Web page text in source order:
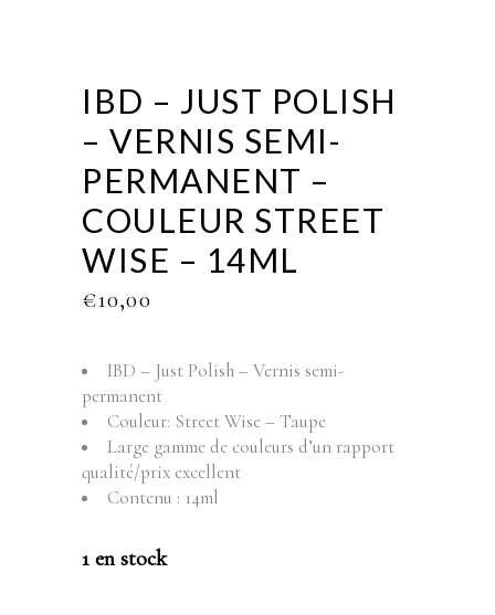
IBD – JUST POLISH
– VERNIS SEMI-
PERMANENT –
COULEUR STREET
WISE – 14ML
€10,00
IBD – Just Polish – Vernis semi-
permanent
Couleur: Street Wise – Taupe
Large gamme de couleurs d’un rapport
qualité/prix excellent
Contenu : 14ml
1 en stock